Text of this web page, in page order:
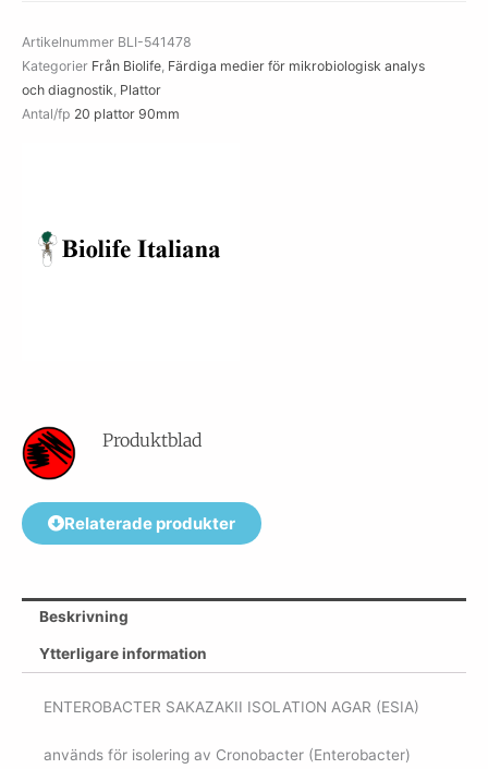
mängd
Artikelnummer BLI-541478
Kategorier Från Biolife, Färdiga medier för mikrobiologisk analys
och diagnostik, Plattor
Antal/fp 20 plattor 90mm
Produktblad
Relaterade produkter
Beskrivning
Ytterligare information
ENTEROBACTER SAKAZAKII ISOLATION AGAR (ESIA)
används för isolering av Cronobacter (Enterobacter)